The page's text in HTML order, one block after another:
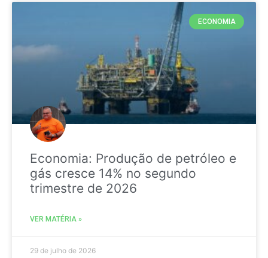
ECONOMIA
Economia: Produção de petróleo e
gás cresce 14% no segundo
trimestre de 2026
VER MATÉRIA »
29 de julho de 2026